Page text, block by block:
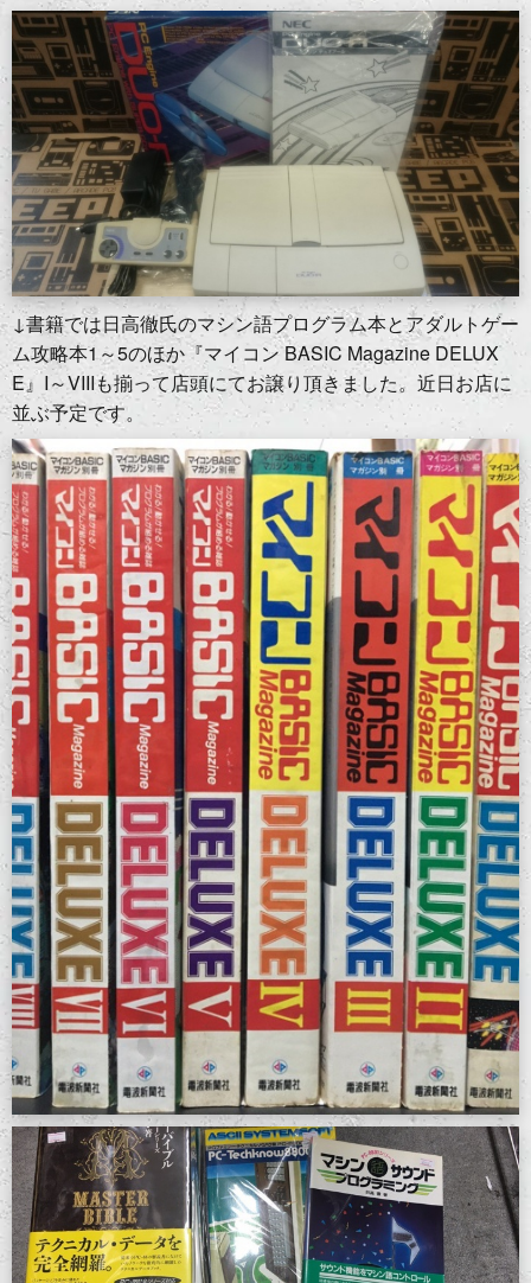
↓書籍では日高徹氏のマシン語プログラム本とアダルトゲー
ム攻略本1～5のほか『マイコン BASIC Magazine DELUX
E』I～VIIIも揃って店頭にてお譲り頂きました。近日お店に
並ぶ予定です。